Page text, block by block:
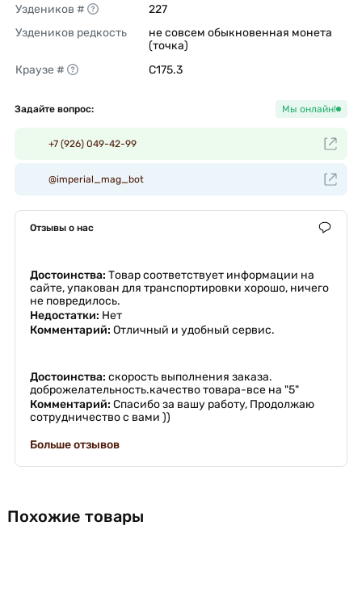
Уздеников #
227
Уздеников редкость
не совсем обыкновенная монета
(точка)
Краузе #
C175.3
Задайте вопрос: Мы онлайн!
+7 (926) 049-42-99
@imperial_mag_bot
Отзывы о нас
Достоинства: Товар соответствует информации на
сайте, упакован для транспортировки хорошо, ничего
не повредилось.
Недостатки: Нет
Комментарий: Отличный и удобный сервис.
Достоинства: скорость выполнения заказа.
доброжелательность.качество товара-все на "5"
Комментарий: Спасибо за вашу работу, Продолжаю
сотрудничество с вами ))
Больше отзывов
Похожие товары